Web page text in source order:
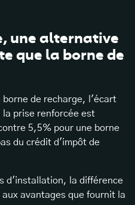
une alternative
que la borne de
borne de recharge, l'écart
prise renforcée est
5,5% pour une borne
du crédit d'impôt de
d'installation, la différence
avantages que fournit la